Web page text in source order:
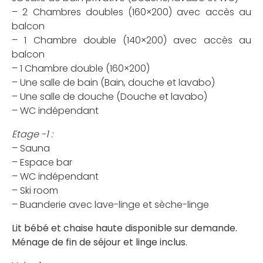
– 2 Chambres doubles (160×200) avec accès au
balcon
– 1 Chambre double (140×200) avec accès au
balcon
– 1 Chambre double (160×200)
– Une salle de bain (Bain, douche et lavabo)
– Une salle de douche (Douche et lavabo)
– WC indépendant
Etage -1 :
– Sauna
– Espace bar
– WC indépendant
– Ski room
– Buanderie avec lave-linge et sèche-linge
Lit bébé et chaise haute disponible sur demande.
Ménage de fin de séjour et linge inclus.